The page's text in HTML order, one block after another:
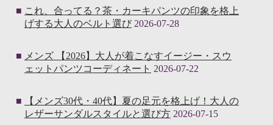
これ、合ってる？茶・カーキパンツの印象を格上
げする大人のベルト選び 2026-07-28
メンズ 【2026】大人が着こなすイージー・スウ
ェットパンツコーディネート 2026-07-22
【メンズ30代・40代】夏の足元を格上げ！大人の
レザーサンダルスタイルと選び方 2026-07-15